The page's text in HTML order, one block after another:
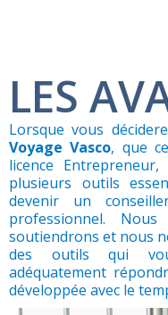
LES
Lorsque vous
Voyage Vasco, que
licence
plusieurs outils
devenir un
professionnel.
soutiendrons et nous
des outils qui
adéquatement
développée avec le